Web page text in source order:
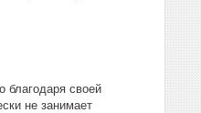
благодаря своей
не занимает